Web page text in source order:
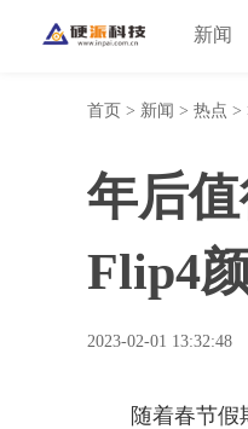
新闻
首页 > 新闻 > 热点 >
年后
Flip4
2023-02-01 13:32:48
随着春节